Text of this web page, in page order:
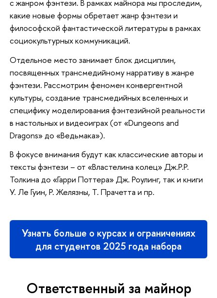
с жанром фэнтези. В рамках майнора мы проследим,
какие новые формы обретает жанр фэнтези и
философской фантастической литературы в рамках
социокультурных коммуникаций.
Отдельное место занимает блок дисциплин,
посвященных трансмедийному нарративу в жанре
фэнтези. Рассмотрим феномен конвергентной
культуры, создание трансмедийных вселенных и
специфику моделирования фэнтезийной реальности
в настольных и видеоиграх (от «Dungeons and
Dragons» до «Ведьмака»).
В фокусе внимания будут как классические авторы и
тексты фэнтези – от «Властелина колец» Дж.Р.Р.
Толкина до «Гарри Поттера» Дж. Роулинг, так и книги
У. Ле Гуин, Р. Желязны, Т. Прачетта и пр.
Узнать больше о курсах и ограничениях
для студентов 2025 года набора
Ответственный за майнор